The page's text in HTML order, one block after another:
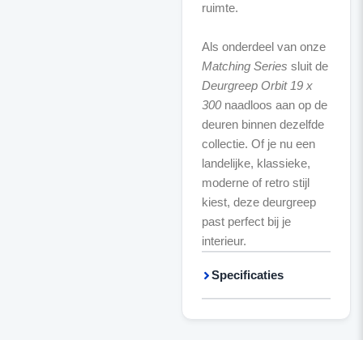
ruimte.
Als onderdeel van onze
Matching Series sluit de
Deurgreep Orbit 19 x
300naadloos aan op de
deuren binnen dezelfde
collectie. Of je nu een
landelijke, klassieke,
moderne of retro stijl
kiest, deze deurgreep
past perfect bij je
interieur.
Specificaties